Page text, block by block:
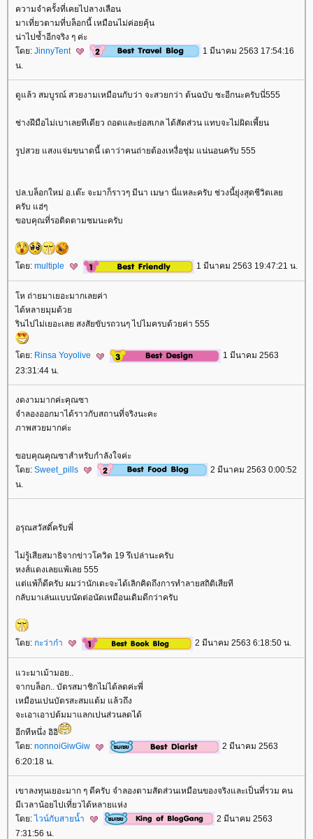
ความจำครั้งที่เคยไปลางเลือน
มาเที่ยวตามที่บล็อกนี้ เหมือนไม่ค่อยคุ้น
น่าไปซ้ำอีกจริง ๆ ค่ะ
ดย: JinnyTent
1 มีนาคม 2563 17:54:16
น.
ดูแล้ว สมบูรณ์ สวยงามเหมือนกับว่า จะสวยกว่า ต้นฉบับ ซะอีกนะครับนี่555
ช่างฝีมือไม่เบาเลยทีเดียว ถอดและย่อสเกล ได้สัดส่วน แทบจะไม่ผิดเพี้ยน
รูปสวย แสงแจ่มขนาดนี้ เดาว่าคนถ่ายต้องเหงื่อชุ่ม แน่นอนครับ 555
ปล.บล็อกใหม่ อ.เต๊ะ จะมาก็ราวๆ มีนา เมษา นี่แหละครับ ช่วงนี้ยุ่งสุดชีวิตเล
ครับ แฮ่ๆ
ขอบคุณที่รอติดตามชมนะครับ
ดย: multiple 1 มีนาคม 2563 19:47:21 น.
ห ถ่ายมาเยอะมากเลยค่า
ได้หลายมุมด้ว
รินไปไม่เยอะเลย สงสัยขับรถวนๆ ไปไมครบด้วยค่า 555
ดย: Rinsa Yoyolive
1 มีนาคม 2563
23:31:44 น.
งดงามมากค่ะคุณซา
จำลองออกมาได้ราวกับสถานที่จริงนะคะ
ภาพสวยมากค่ะ
ขอบคุณคุณซาสำหรับกำลังใจค่ะ
ดย: Sweet_pills
2 มีนาคม 2563 0:00:52
น.
อรุณสวัสดิ์ครับพี่
ไม่รู้เสียสมาธิจากข่าวโควิด 19 รึเปล่านะครับ
หงส์แดงเลยแพ้เลย 555
ต่แพ้ก็ดีครับ ผมว่านักเตะจะได้เลิกคิดถึงการทำลายสถิติเสียที
กลับมาเล่นแบบนัดต่อนัดเหมือนเดิมดีกว่าครับ
ดย: กะว่าก๋า 2 มีนาคม 2563 6:18:50 น.
วะมาเม้ามอย..
จากบล็อก.. บัตรสมาชิกไม่ได้ลดค่ะพี่
เหมือนเปนบัตรสะสมแต้ม​ แล้วถึง
จะเอาเอาปต้มมาแลกเปนส่วนลดได้
อีกทีหนึ่ง​ อิอิ
ดย: nonnoiGiwGiw
2 มีนาคม 2563
6:20:18 น.
เขาลงทุนเยอะมาก ๆ ดีครับ จำลองตามสัดส่วนเหมือนของจริงและเป็นที่รวม คน
มีเวลาน้อยไปเที่ยวได้หลายแห่ง
ดย:ไวน์กับสายน้ำ
2 มีนาคม 2563
7:31:56 น.